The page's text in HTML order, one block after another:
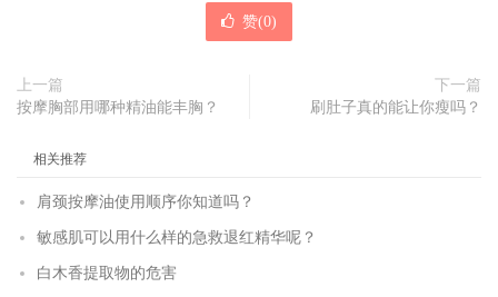
赞(0)
上一篇
按摩胸部用哪种精油能丰胸？
下一篇
刷肚子真的能让你瘦吗？
相关推荐
肩颈按摩油使用顺序你知道吗？
敏感肌可以用什么样的急救退红精华呢？
白木香提取物的危害